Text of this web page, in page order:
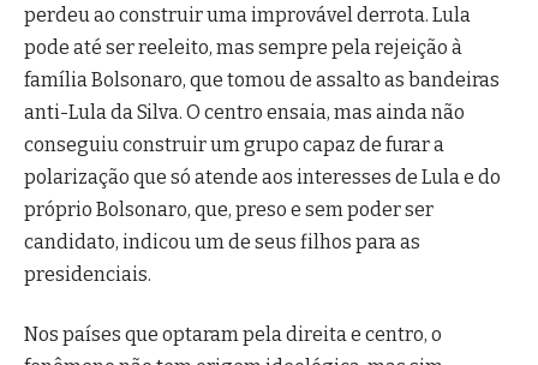
perdeu ao construir uma improvável derrota. Lula
pode até ser reeleito, mas sempre pela rejeição à
família Bolsonaro, que tomou de assalto as bandeiras
anti-Lula da Silva. O centro ensaia, mas ainda não
conseguiu construir um grupo capaz de furar a
polarização que só atende aos interesses de Lula e do
próprio Bolsonaro, que, preso e sem poder ser
candidato, indicou um de seus filhos para as
presidenciais.
Nos países que optaram pela direita e centro, o